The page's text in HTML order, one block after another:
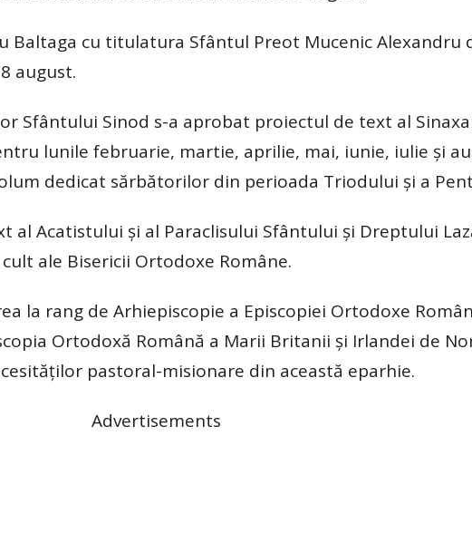
Baltaga cu titulatura Sfântul Preot Mucenic Alexandru
august.
Sfântului Sinod s-a aprobat proiectul de text al
lunile februarie, martie, aprilie, mai, iunie, iulie şi
dedicat sărbătorilor din perioada Triodului şi a
al Acatistului şi al Paraclisului Sfântului şi Dreptului
ale Bisericii Ortodoxe Române.
la rang de Arhiepiscopie a Episcopiei Ortodoxe
Ortodoxă Română a Marii Britanii şi Irlandei de
pastoral-misionare din această eparhie.
Advertisements